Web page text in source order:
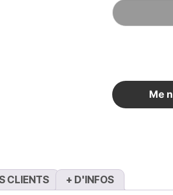
Me
CLIENTS + D'INFOS